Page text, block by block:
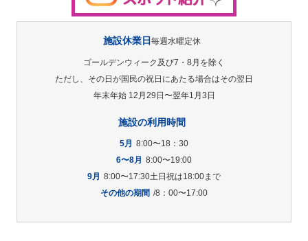
施設休業日毎週水曜定休
ゴールデンウィーク及び7・8月を除く
ただし、その日が国民の祝日にあたる場合はその翌日
年末年始 12月29日〜翌年1月3日
施設の利用時間
5月 8:00〜18：30
6〜8月 8:00〜19:00
9月 8:00〜17:30土日祝は18:00まで
その他の期間 /8：00〜17:00